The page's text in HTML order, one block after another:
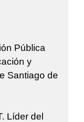
Pública
y
Santiago de
Líder del